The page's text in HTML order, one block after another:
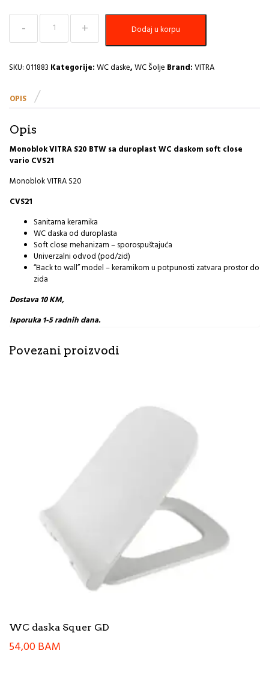
Monoblok
VITRA
S20
sa
WC
I
Dodaj u korpu
SKU:011883 Kategorije:WC daske,WC Šolje Brand:VITRA
OPIS
Opis
Monoblok VITRA S20 BTW sa duroplast WC daskom soft close
vario CVS21
Monoblok VITRA S20
CVS21
Sanitarna keramika
WC daska od duroplasta
Soft close mehanizam – sporospuštajuća
Univerzalni odvod (pod/zid)
“Back to wall” model – keramikom u potpunosti zatvara prostor do
zida
Dostava 10 KM,
Isporuka 1-5 radnih dana.
Povezani proizvodi
WC daska Squer GD
54,00BAM